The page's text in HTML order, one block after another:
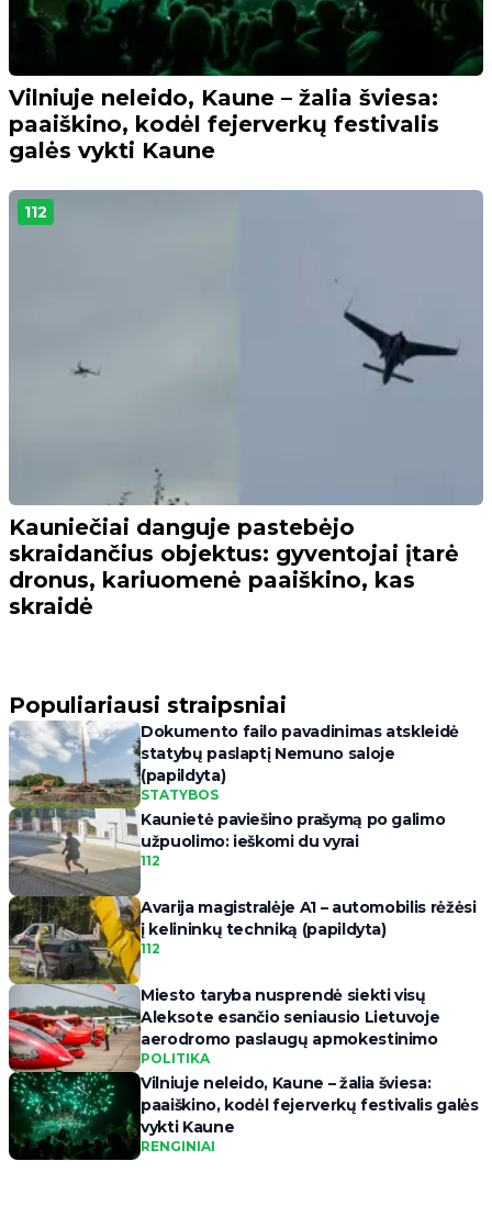
Vilniuje neleido, Kaune – žalia šviesa:
paaiškino, kodėl fejerverkų festivalis
galės vykti Kaune
112
Kauniečiai danguje pastebėjo
skraidančius objektus: gyventojai įtarė
dronus, kariuomenė paaiškino, kas
skraidė
Populiariausi straipsniai
Dokumento failo pavadinimas atskleidė
statybų paslaptį Nemuno saloje
(papildyta)
STATYBOS
Kaunietė paviešino prašymą po galimo
užpuolimo: ieškomi du vyrai
112
Avarija magistralėje A1 – automobilis rėžėsi
į kelininkų techniką (papildyta)
112
Miesto taryba nusprendė siekti visų
Aleksote esančio seniausio Lietuvoje
aerodromo paslaugų apmokestinimo
POLITIKA
Vilniuje neleido, Kaune – žalia šviesa:
paaiškino, kodėl fejerverkų festivalis galės
vykti Kaune
RENGINIAI